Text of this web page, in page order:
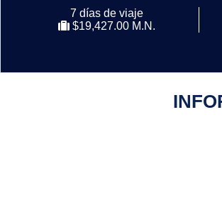
7 días de viaje
$19,427.00 M.N.
Todo el año